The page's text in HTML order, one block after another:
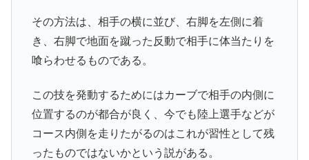
その方法は、相手の横に並び、右脚を左側に着
き、右脚で地面を蹴った反動で相手に体当たりを
喰らわせるものである。
この技を発動するためにはカーブで相手の内側に
位置するのが都合が良く、今でも陸上選手などが
コース内側を走りたがるのはこれが習性として残
ったものではないかという説がある。